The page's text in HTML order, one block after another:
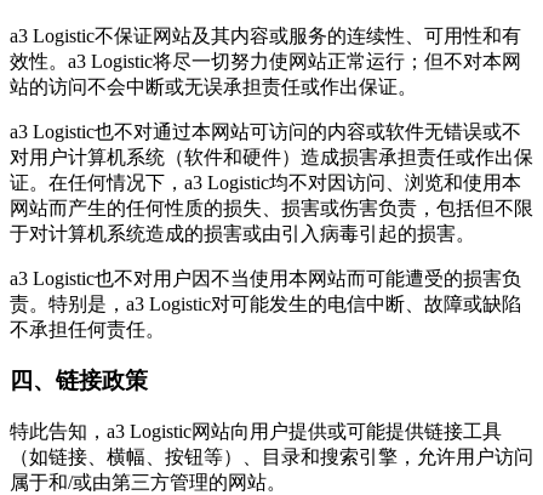
a3 Logistic不保证网站及其内容或服务的连续性、可用性和有
效性。a3 Logistic将尽一切努力使网站正常运行；但不对本网
站的访问不会中断或无误承担责任或作出保证。
a3 Logistic也不对通过本网站可访问的内容或软件无错误或不
对用户计算机系统（软件和硬件）造成损害承担责任或作出保
证。在任何情况下，a3 Logistic均不对因访问、浏览和使用本
网站而产生的任何性质的损失、损害或伤害负责，包括但不限
于对计算机系统造成的损害或由引入病毒引起的损害。
a3 Logistic也不对用户因不当使用本网站而可能遭受的损害负
责。特别是，a3 Logistic对可能发生的电信中断、故障或缺陷
不承担任何责任。
四、链接政策
特此告知，a3 Logistic网站向用户提供或可能提供链接工具
（如链接、横幅、按钮等）、目录和搜索引擎，允许用户访问
属于和/或由第三方管理的网站。